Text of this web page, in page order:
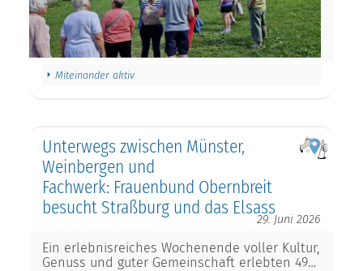
Miteinander aktiv
Unterwegs zwischen Münster,
Weinbergen und
Fachwerk: Frauenbund Obernbreit
besucht Straßburg und das Elsass
29. Juni 2026
Ein erlebnisreiches Wochenende voller Kultur,
Genuss und guter Gemeinschaft erlebten 49…